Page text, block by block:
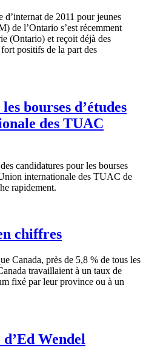
d’internat de 2011 pour jeunes
de l’Ontario s’est récemment
(Ontario) et reçoit déjà des
positifs de la part des
bourses d’études
des TUAC
candidatures pour les bourses
internationale des TUAC de
rapidement.
chiffres
Canada, près de 5,8 % de tous les
travaillaient à un taux de
fixé par leur province ou à un
Wendel